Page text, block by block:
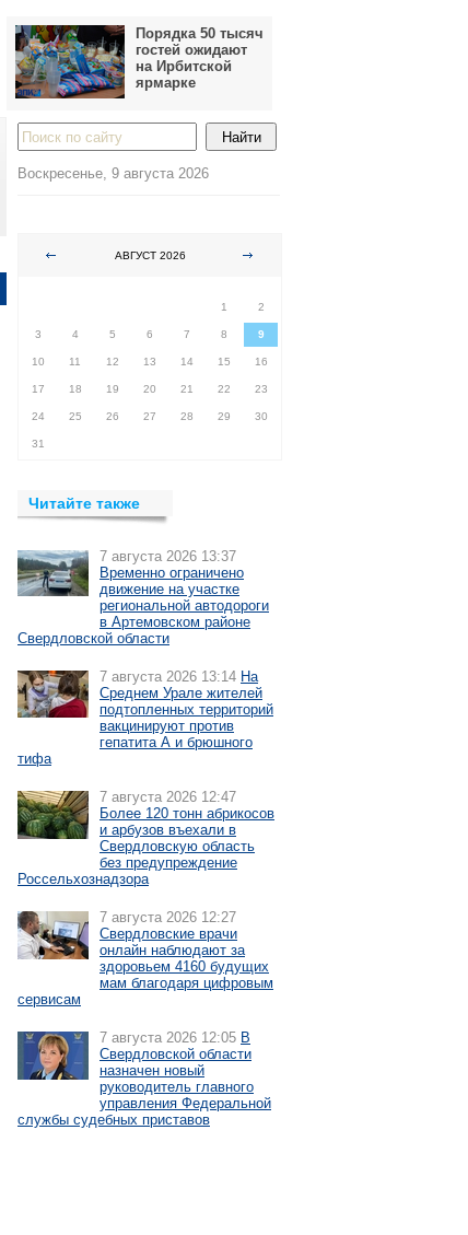
Порядка 50 тысяч
гостей ожидают
на Ирбитской
ярмарке
Воскресенье, 9 августа 2026
АВГУСТ 2026
1
2
3 4 5 6 7 8 9
10 11 12 13 14 15 16
17 18 19 20 21 22 23
24 25 26 27 28 29 30
31
Читайте также
7 августа 2026 13:37
Временно ограничено
движение на участке
региональной автодороги
в Артемовском районе
Свердловской области
7 августа 2026 13:14 На
Среднем Урале жителей
подтопленных территорий
вакцинируют против
гепатита А и брюшного
тифа
7 августа 2026 12:47
Более 120 тонн абрикосов
и арбузов въехали в
Свердловскую область
без предупреждение
Россельхознадзора
7 августа 2026 12:27
Свердловские врачи
онлайн наблюдают за
здоровьем 4160 будущих
мам благодаря цифровым
сервисам
7 августа 2026 12:05 В
Свердловской области
назначен новый
руководитель главного
управления Федеральной
службы судебных приставов